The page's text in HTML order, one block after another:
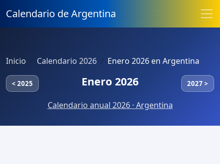
Calendario de Argentina
Inicio Calendario 2026 Enero 2026 en Argentina
< 2025 Enero 2026 2027 >
Calendario anual 2026 · Argentina